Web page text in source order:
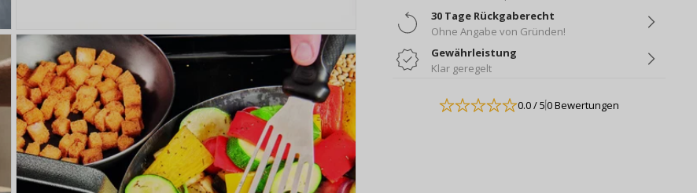
30 Tage Rückgaberecht
Ohne Angabe von Gründen!
Gewährleistung
Klar geregelt
0.0/ 50 Bewertungen